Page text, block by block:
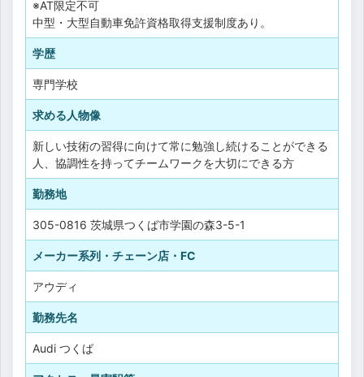
※AT限定不可
中型・大型自動車免許資格取得支援制度あり。
学歴
専門学校
求める人物像
新しい技術の習得に向けて常に勉強し続けることができる
人、協調性を持ってチームワークを大切にできる方
勤務地
305-0816 茨城県つくば市学園の森3-5-1
メーカー系列・チェーン店・FC
アウディ
勤務先名
Audi つくば